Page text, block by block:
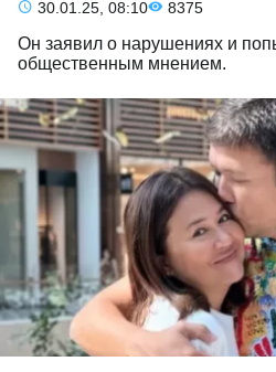
30.01.25, 08:10 8375
Он заявил о нарушениях и
общественным мнением.